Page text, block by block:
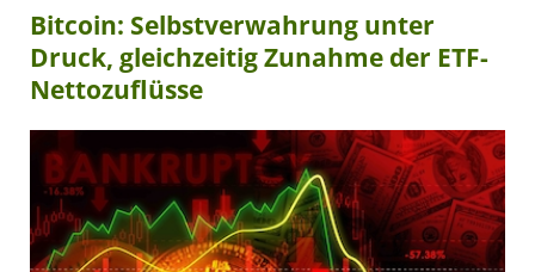
Bitcoin: Selbstverwahrung unter
Druck, gleichzeitig Zunahme der ETF-
Nettozuflüsse